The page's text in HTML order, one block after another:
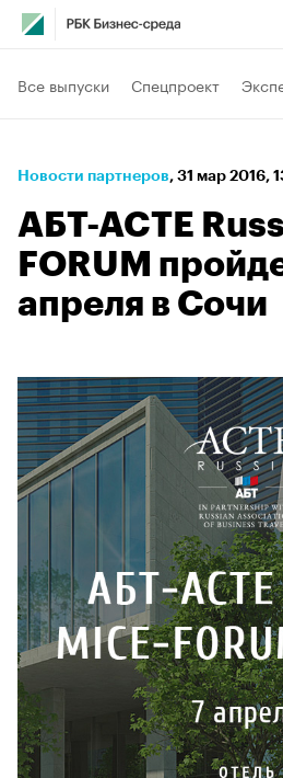
Все выпуски Спецпроект
Новости партнеров⁠, 31 мар 2016,
AБT-ACTE
FORUM
апреля в Сочи